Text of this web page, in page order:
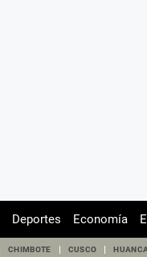
Deportes Economía
CHIMBOTE CUSCO